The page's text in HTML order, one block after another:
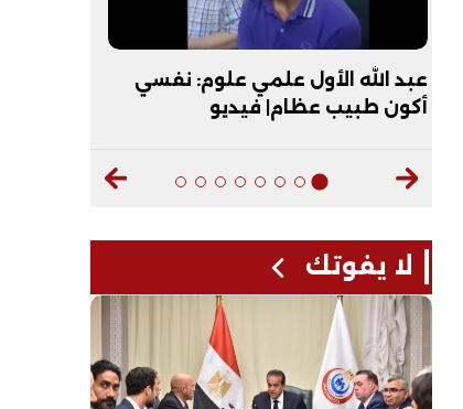
عبد الله الأول علمي علوم: نفسي
أكون طبيب عظام| فيديو
لا يفوتك